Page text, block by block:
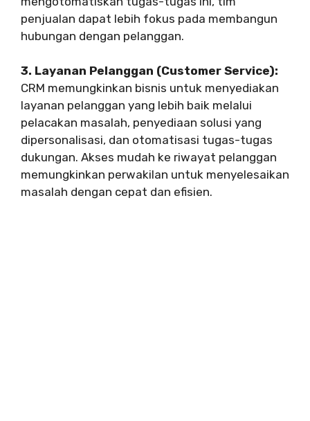
penjualan dapat lebih fokus pada membangun
hubungan dengan pelanggan.
3. Layanan Pelanggan (Customer Service):
CRM memungkinkan bisnis untuk menyediakan
layanan pelanggan yang lebih baik melalui
pelacakan masalah, penyediaan solusi yang
dipersonalisasi, dan otomatisasi tugas-tugas
dukungan. Akses mudah ke riwayat pelanggan
memungkinkan perwakilan untuk menyelesaikan
masalah dengan cepat dan efisien.